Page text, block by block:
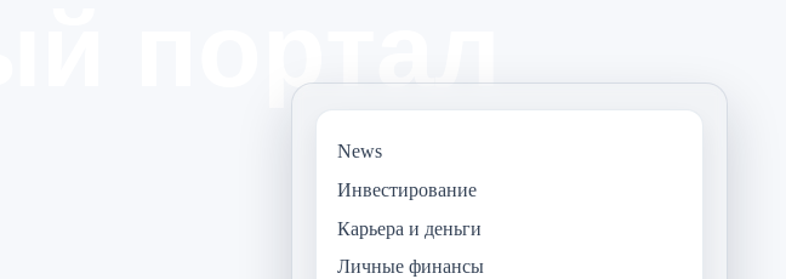
News
Инвестирование
Карьера и деньги
Личные финансы